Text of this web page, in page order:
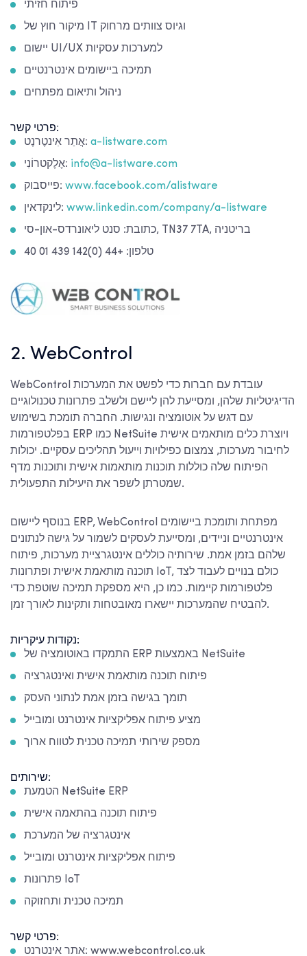
פיתוח חזיתי
מיקור חוץ של IT וגיוס צוותים מרחוק
יישום UI/UX למערכות עסקיות
תמיכה ביישומים אינטרנטיים
ניהול ותיאום מפתחים
פרטי קשר:
אֲתַר אִינטֶרנֶט: a-listware.com
אֶלֶקטרוֹנִי: info@a-listware.com
פייסבוק: www.facebook.com/alistware
לינקדאין: www.linkedin.com/company/a-listware
כתובת: סנט ליאונרדס-און-סי, TN37 7TA, בריטניה
טלפון: +44 (0)142 439 01 40
2. WebControl
WebControl עובדת עם חברות כדי לפשט את המערכות
הדיגיטליות שלהן, ומסייעת להן ליישם ולשלב פתרונות טכנולוגיים
עם דגש על אוטומציה ונגישות. החברה תומכת בשימוש
בפלטפורמות ERP כמו NetSuite ויוצרת כלים מותאמים אישית
לחיבור מערכות, צמצום כפילויות וייעול תהליכים עסקיים. יכולות
הפיתוח שלה כוללות תוכנות מותאמות אישית ותוכנות מדף
שמטרתן לשפר את היעילות התפעולית.
בנוסף ליישום ERP, WebControl מפתחת ותומכת ביישומים
אינטרנטיים וניידים, ומסייעת לעסקים לשמור על גישה לנתונים
שלהם בזמן אמת. שירותיה כוללים אינטגרציית מערכות, פיתוח
תוכנה מותאמת אישית ופתרונות IoT, כולם בנויים לעבוד לצד
פלטפורמות קיימות. כמו כן, היא מספקת תמיכה שוטפת כדי
להבטיח שהמערכות יישארו מאובטחות ותקינות לאורך זמן.
נקודות עיקריות:
התמקדו באוטומציה של ERP באמצעות NetSuite
פיתוח תוכנה מותאמת אישית ואינטגרציה
תומך בגישה בזמן אמת לנתוני העסק
מציע פיתוח אפליקציות אינטרנט ומובייל
מספק שירותי תמיכה טכנית לטווח ארוך
שירותים:
הטמעת NetSuite ERP
פיתוח תוכנה בהתאמה אישית
אינטגרציה של המערכת
פיתוח אפליקציות אינטרנט ומובייל
פתרונות IoT
תמיכה טכנית ותחזוקה
פרטי קשר:
אתר אינטרנט: www.webcontrol.co.uk